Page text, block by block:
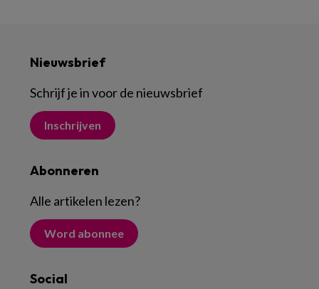
Nieuwsbrief
Schrijf je in voor de nieuwsbrief
Inschrijven
Abonneren
Alle artikelen lezen?
Word abonnee
Social